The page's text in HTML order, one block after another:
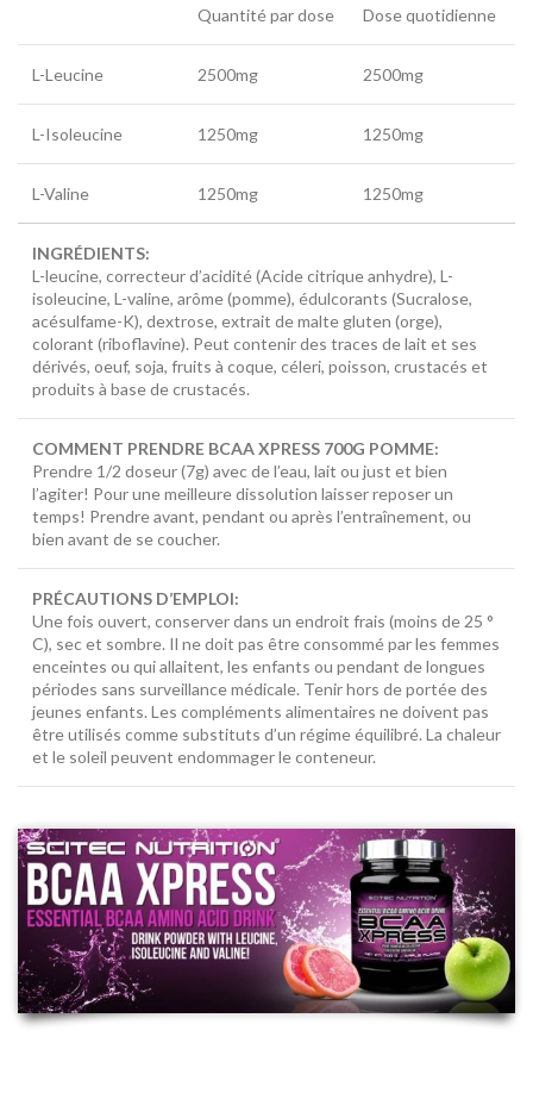
Quantité par dose Dose quotidienne
L-Leucine 2500mg 2500mg
L-Isoleucine 1250mg 1250mg
L-Valine 1250mg 1250mg
INGRÉDIENTS:
L-leucine, correcteur d’acidité (Acide citrique anhydre), L-
isoleucine, L-valine, arôme (pomme), édulcorants (Sucralose,
acésulfame-K), dextrose, extrait de malte gluten (orge),
colorant (riboflavine). Peut contenir des traces de lait et ses
dérivés, oeuf, soja, fruits à coque, céleri, poisson, crustacés et
produits à base de crustacés.
COMMENT PRENDRE BCAA XPRESS 700G POMME:
Prendre 1/2 doseur (7g) avec de l’eau, lait ou just et bien
l’agiter! Pour une meilleure dissolution laisser reposer un
temps! Prendre avant, pendant ou après l’entraînement, ou
bien avant de se coucher.
PRÉCAUTIONS D’EMPLOI:
Une fois ouvert, conserver dans un endroit frais (moins de 25 °
C), sec et sombre. Il ne doit pas être consommé par les femmes
enceintes ou qui allaitent, les enfants ou pendant de longues
périodes sans surveillance médicale. Tenir hors de portée des
jeunes enfants. Les compléments alimentaires ne doivent pas
être utilisés comme substituts d’un régime équilibré. La chaleur
et le soleil peuvent endommager le conteneur.